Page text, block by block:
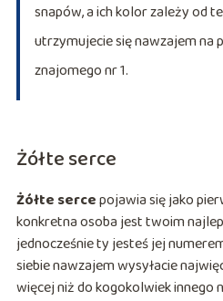
snapów, a ich kolor zależy od
utrzymujecie się nawzajem na
znajomego nr 1.
Żółte serce
Żółte sercepojawia się jako
konkretna osoba jest twoim
jednocześnie ty jesteś jej
siebie nawzajem wysyłacie
więcej niż do kogokolwiek innego